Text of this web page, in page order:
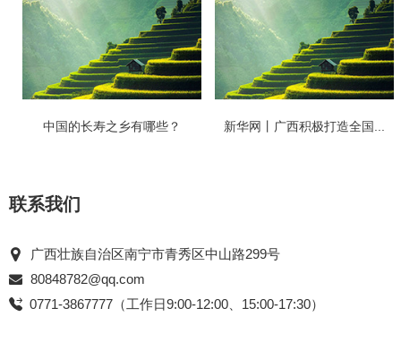
中国的长寿之乡有哪些？ 新华网丨广西积极打造全国...
联系我们
广西壮族自治区南宁市青秀区中山路299号
80848782@qq.com
0771-3867777（工作日9:00-12:00、15:00-17:30）